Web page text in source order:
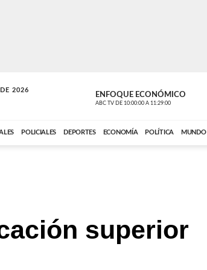
2026
ENFOQUE ECONÓMICO
ABC TV DE 10:00:00 A 11:29:00
POLICIALES DEPORTES ECONOMÍA POLÍTICA MUNDO
superior